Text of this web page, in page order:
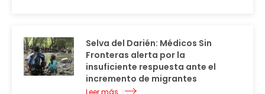
Selva del Darién: Médicos Sin
Fronteras alerta por la
insuficiente respuesta ante el
incremento de migrantes